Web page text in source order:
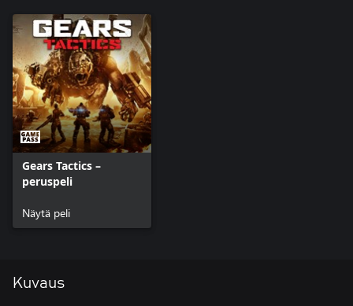
Gears Tactics –
peruspeli
Näytä peli
Kuvaus